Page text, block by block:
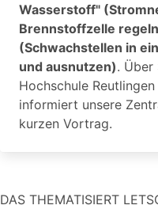
Wasserstoff"
Brennstoffzelle
(Schwachstellen in
und ausnutzen). Über
Hochschule
informiert unsere
kurzen Vortrag.
DAS THEMATISIERT